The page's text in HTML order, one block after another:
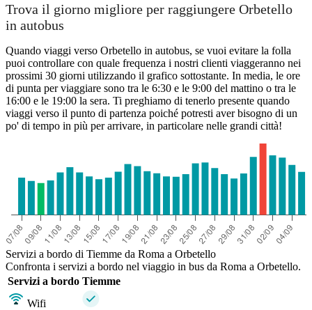
Trova il giorno migliore per raggiungere Orbetello
in autobus
Quando viaggi verso Orbetello in autobus, se vuoi evitare la folla
puoi controllare con quale frequenza i nostri clienti viaggeranno nei
prossimi 30 giorni utilizzando il grafico sottostante. In media, le ore
di punta per viaggiare sono tra le 6:30 e le 9:00 del mattino o tra le
16:00 e le 19:00 la sera. Ti preghiamo di tenerlo presente quando
viaggi verso il punto di partenza poiché potresti aver bisogno di un
po' di tempo in più per arrivare, in particolare nelle grandi città!
Servizi a bordo di Tiemme da Roma a Orbetello
Confronta i servizi a bordo nel viaggio in bus da Roma a Orbetello.
Servizi a bordo Tiemme
Wifi